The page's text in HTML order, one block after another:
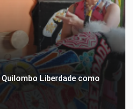
Liberdade como